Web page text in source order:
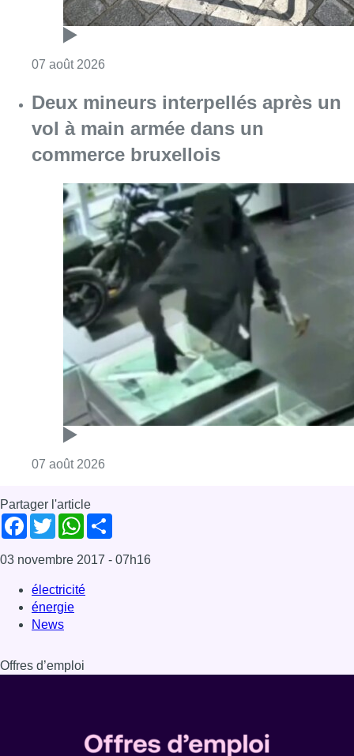
07 août 2026
Deux mineurs interpellés après un
vol à main armée dans un
commerce bruxellois
07 août 2026
Partager l'article
Facebook
TwitterWhatsApp
03 novembre 2017 - 07h16
électricité
énergie
News
Offres d’emploi